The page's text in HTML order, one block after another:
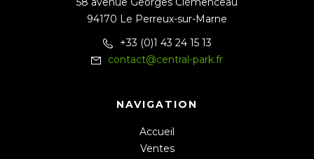
94170 Le Perreux-sur-Marne
+33 (0)1 43 24 15 13
contact@central-park.fr
NAVIGATION
Accueil
Ventes